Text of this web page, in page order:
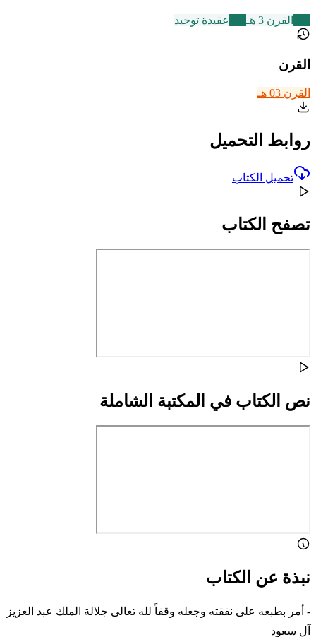
القرن 3 هـ عقيدة توحيد
القرن
القرن 03 هـ
روابط التحميل
تحميل الكتاب
تصفح الكتاب
نص الكتاب في المكتبة الشاملة
نبذة عن الكتاب
- أمر بطبعه على نفقته وجعله وقفاً لله تعالى جلالة الملك عبد العزيز
آل سعود